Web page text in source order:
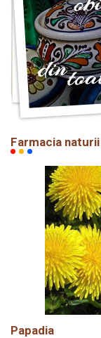
Farmacia naturii
Papadia